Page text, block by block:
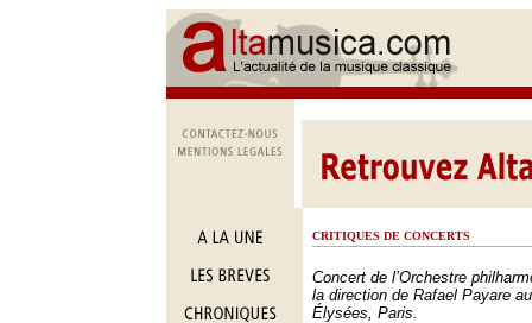
CRITIQUES DE CONCERTS
Concert de l’Orchestre
la direction de Rafael Payare
Élysées, Paris.